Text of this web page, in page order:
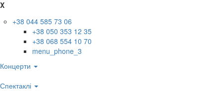
X
+38 044 585 73 06
+38 050 353 12 35
+38 068 554 10 70
menu_phone_3
Концерти
Спектаклі